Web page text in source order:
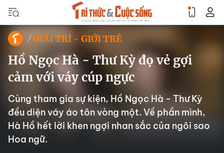
GIẢI TRÍ - GIỚI TRẺ
Hồ Ngọc Hà - Thư Kỳ đọ vẻ gợi
cảm với váy cúp ngực
Cùng tham gia sự kiện, Hồ Ngọc Hà - Thư Kỳ
đều diện váy áo tôn vòng một. Về phần mình,
Hà Hồ hết lời khen ngợi nhan sắc của ngôi sao
Hoa ngữ.